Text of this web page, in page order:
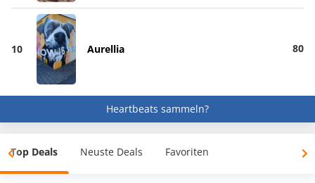
10 Aurellia 80
Heartbeats sammeln?
Top Deals Neuste Deals Favoriten